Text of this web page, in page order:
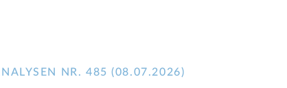
NR. 485 (08.07.2026)